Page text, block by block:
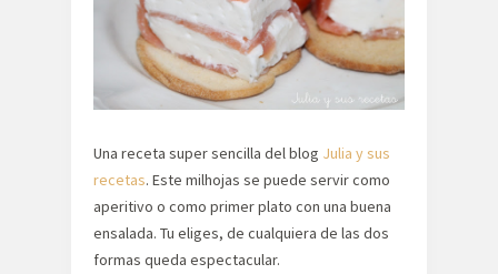
Una receta super sencilla del blog Julia y sus
recetas. Este milhojas se puede servir como
aperitivo o como primer plato con una buena
ensalada. Tu eliges, de cualquiera de las dos
formas queda espectacular.